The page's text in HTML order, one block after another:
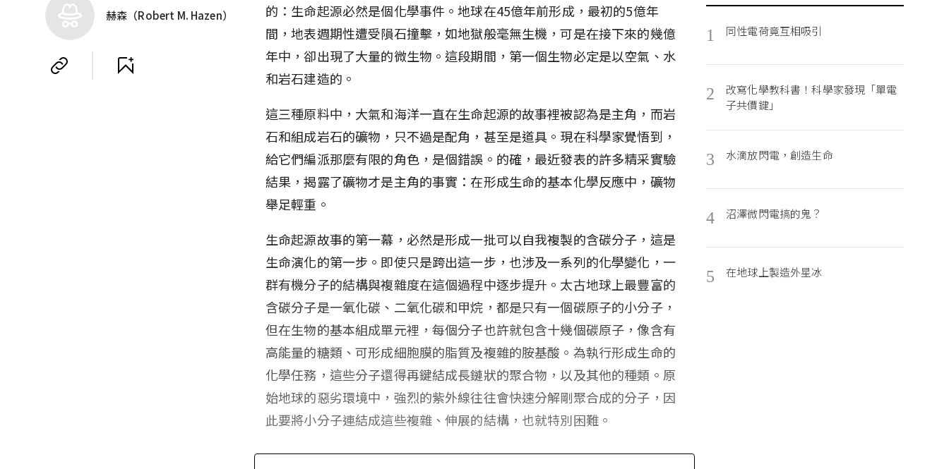
赫森（Robert M. Hazen）
的：生命起源必然是個化學事件。地球在45億年前形成，最初的5億年
間，地表週期性遭受隕石撞擊，如地獄般毫無生機，可是在接下來的幾億
年中，卻出現了大量的微生物。這段期間，第一個生物必定是以空氣、水
和岩石建造的。
這三種原料中，大氣和海洋一直在生命起源的故事裡被認為是主角，而岩
石和組成岩石的礦物，只不過是配角，甚至是道具。現在科學家覺悟到，
給它們編派那麼有限的角色，是個錯誤。的確，最近發表的許多精采實驗
結果，揭露了礦物才是主角的事實：在形成生命的基本化學反應中，礦物
舉足輕重。
生命起源故事的第一幕，必然是形成一批可以自我複製的含碳分子，這是
生命演化的第一步。即使只是跨出這一步，也涉及一系列的化學變化，一
群有機分子的結構與複雜度在這個過程中逐步提升。太古地球上最豐富的
含碳分子是一氧化碳、二氧化碳和甲烷，都是只有一個碳原子的小分子，
但在生物的基本組成單元裡，每個分子也許就包含十幾個碳原子，像含有
高能量的糖類、可形成細胞膜的脂質及複雜的胺基酸。為執行形成生命的
化學任務，這些分子還得再鍵結成長鏈狀的聚合物，以及其他的種類。原
始地球的惡劣環境中，強烈的紫外線往往會快速分解剛聚合成的分子，因
此要將小分子連結成這些複雜、伸展的結構，也就特別困難。
1 同性電荷竟互相吸引
2
改寫化學教科書！科學家發現「單電
子共價鍵」
3 水滴放閃電，創造生命
4 沼澤微閃電搞的鬼？
5 在地球上製造外星冰